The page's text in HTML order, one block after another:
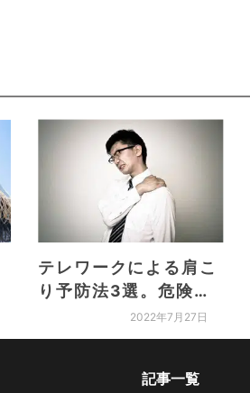
テレワークによる肩こ
り予防法3選。危険な
肩こりの見分け方につ
いても解説
2022年7月27日
記事一覧